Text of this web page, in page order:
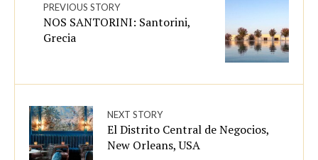
PREVIOUS STORY
NOS SANTORINI: Santorini,
Grecia
NEXT STORY
El Distrito Central de Negocios,
New Orleans, USA